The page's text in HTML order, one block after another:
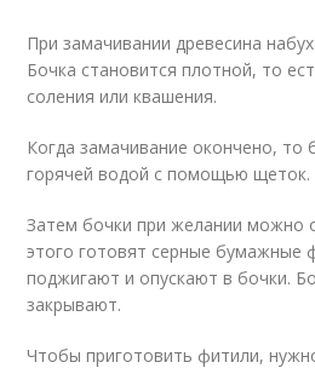
При замачивании древесина
Бочка становится плотной, то
соления или квашения.
Когда замачивание окончено,
горячей водой с помощью щеток.
Затем бочки при желании можно
этого готовят серные бумажные
поджигают и опускают в бочки.
закрывают.
Чтобы приготовить фитили,